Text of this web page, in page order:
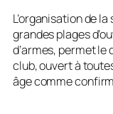
L’organisation de
grandes plages
d’armes, permet le
club, ouvert à
âge comme